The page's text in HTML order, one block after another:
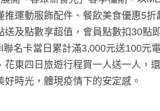
推運動服飾配件、餐飲美食優惠5
送及點數享超值，會員點數扣30點
聯名卡當日累計滿3,000元送100元
花東四日旅遊行程買一人送一人，
好時光，體現疫情下的安定感。